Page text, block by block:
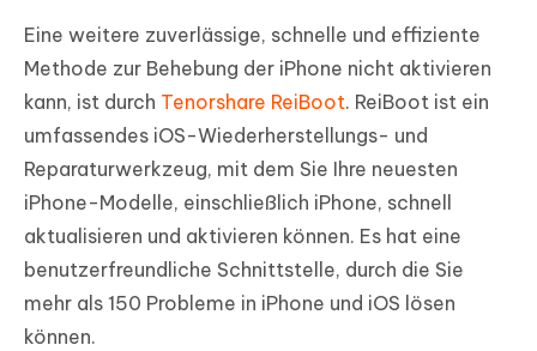
Eine weitere zuverlässige, schnelle und effiziente
Methode zur Behebung der iPhone nicht aktivieren
kann, ist durch Tenorshare ReiBoot. ReiBoot ist ein
umfassendes iOS-Wiederherstellungs- und
Reparaturwerkzeug, mit dem Sie Ihre neuesten
iPhone-Modelle, einschließlich iPhone, schnell
aktualisieren und aktivieren können. Es hat eine
benutzerfreundliche Schnittstelle, durch die Sie
mehr als 150 Probleme in iPhone und iOS lösen
können.